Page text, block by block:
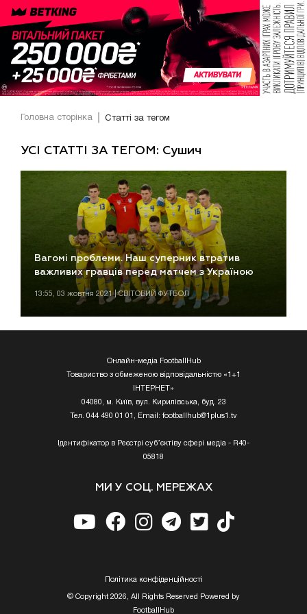
Головна сторінка Статті за тегом
УСІ СТАТТІ ЗА ТЕГОМ: Сушич
Вагомі проблеми. Наш суперник втратив
важливих гравців перед матчем з Україною
13:55, 03 жовтня 2021 | СВІТОВИЙ ФУТБОЛ
Онлайн-медіа FootballHub
Товариство з обмеженою відповідальністю «1+1
ІНТЕРНЕТ»
04080, м. Київ, вул. Кирилівська, буд. 23
Тел. 044 490 01 01, Email: footballhub@1plus1.tv
Ідентифікатор в Реєстрі суб’єктіву сфері медіа - R40-
05818
МИ У СОЦ. МЕРЕЖАХ
Полiтика конфiденцiйностi
© Copyright 2026, All Rights Reserved Powered by
FootballHub